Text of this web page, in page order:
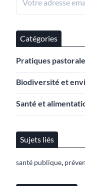
Catégories
Pratiques
Biodiversité et
Santé et
Sujets liés
santé publique,